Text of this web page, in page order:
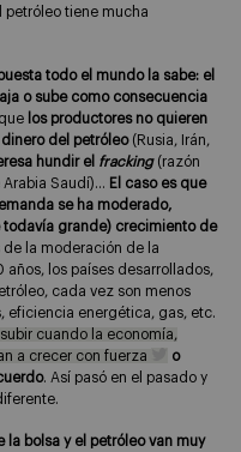
petróleo tiene mucha
todo el mundo la sabe: el
o sube como consecuencia
los productores no quieren
del petróleo(Rusia, Irán,
hundir el fracking(razón
Saudí)… El caso es que
se ha moderado,
grande) crecimiento de
de la moderación de la
los países desarrollados,
cada vez son menos
eficiencia energética, gas, etc.
cuando la economía,
a crecer con fuerza
o
. Así pasó en el pasado y
la bolsa y el petróleo van muy